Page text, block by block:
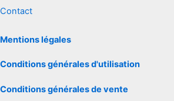
Contact
Mentions légales
Conditions générales d'utilisation
Conditions générales de vente